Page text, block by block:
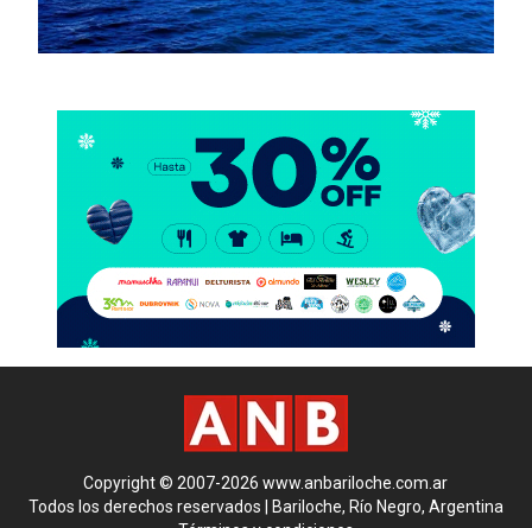
Copyright © 2007-2026 www.anbariloche.com.ar
Todos los derechos reservados | Bariloche, Río Negro, Argentina